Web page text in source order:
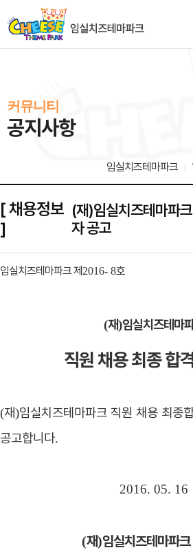
커뮤니티
공지사항
임실치즈테마파크
[ 채용정보
]
(재)임실치즈테마파
자 공고
임실치즈테마파크 제 2016- 8호
(재)임실치즈테마
직원 채용 최종 합
(재)임실치즈테마파크 직원 채용 최종
공고합니다.
2016. 05. 16
(재)임실치즈테마파